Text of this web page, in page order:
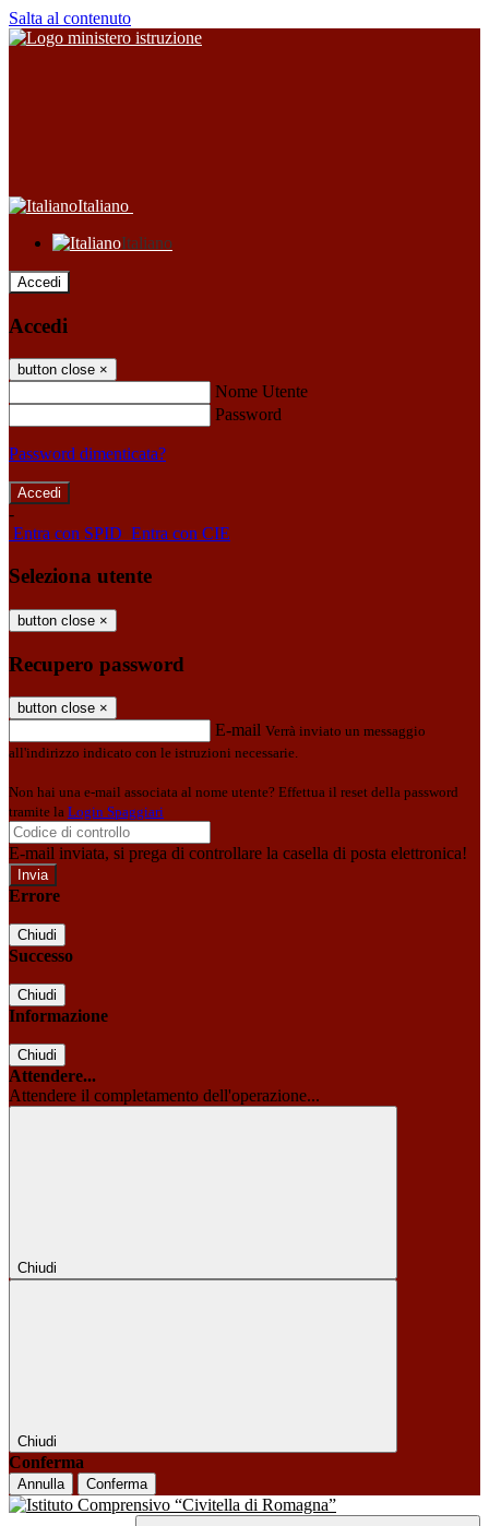
Salta al contenuto
Italiano
Italiano
Accedi
Accedi
button close ×
Nome Utente
Password
Password dimenticata?
-
Entra con SPID Entra con CIE
Seleziona utente
button close ×
Recupero password
button close ×
E-mail Verrà inviato un messaggio
all'indirizzo indicato con le istruzioni necessarie.
Non hai una e-mail associata al nome utente? Effettua il reset della password
tramite la Login Spaggiari
E-mail inviata, si prega di controllare la casella di posta elettronica!
Errore
Chiudi
Successo
Chiudi
Informazione
Chiudi
Attendere...
Attendere il completamento dell'operazione...
Chiudi
Chiudi
Conferma
Annulla Conferma